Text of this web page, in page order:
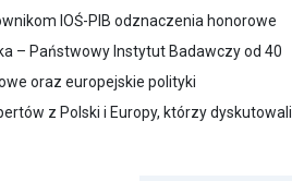
IOŚ-PIB odznaczenia honorowe
– Państwowy Instytut Badawczy od 40
oraz europejskie polityki
z Polski i Europy, którzy dyskutowali